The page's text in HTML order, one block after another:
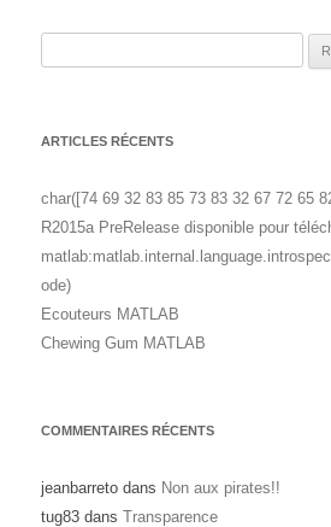
ARTICLES RÉCENTS
char([74 69 32 83 85 73 83 32 67 72 65
R2015a PreRelease disponible pour
ode)
Ecouteurs MATLAB
Chewing Gum MATLAB
COMMENTAIRES RÉCENTS
jeanbarreto dans Non aux pirates!!
tug83 dans Transparence